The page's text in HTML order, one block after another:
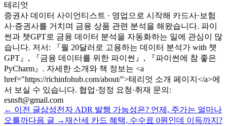
테리엇
증권사 데이터 사이언티스트 · 영업으로 시작해 카드사·보험
사·증권사를 거치며 금융 상품 관련 분석을 해왔습니다. 파이
썬과 챗GPT로 금융 데이터 분석을 자동화하는 일에 관심이 많
습니다. 저서: 『월 20달러로 고용하는 데이터 분석가 with 챗
GPT』, 『금융 데이터를 위한 파이썬』, 『파이썬에 참 좋은
PyCharm』. 자세한 소개와 책 정보는 <a
href="https://richinfohub.com/about/">테리엇 소개 페이지</a>에
서 보실 수 있습니다. 협업·정정 요청·취재 문의:
esnsft@gmail.com
← 이전 글삼성전자 ADR 발행 가능성은? 언제, 주가는 얼마나
오를까다음 글 →재산세 카드 혜택, 수수료 0원인데 이득까지?